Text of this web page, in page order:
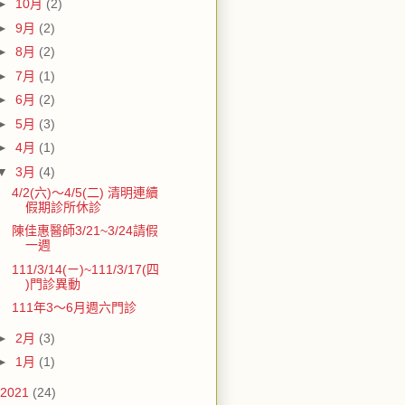
10月 (2)
9月 (2)
8月 (2)
7月 (1)
6月 (2)
5月 (3)
4月 (1)
3月 (4)
4/2(六)～4/5(二) 清明連續
假期診所休診
陳佳惠醫師3/21~3/24請假
一週
111/3/14(ㄧ)~111/3/17(四
)門診異動
111年3～6月週六門診
2月 (3)
1月 (1)
2021 (24)